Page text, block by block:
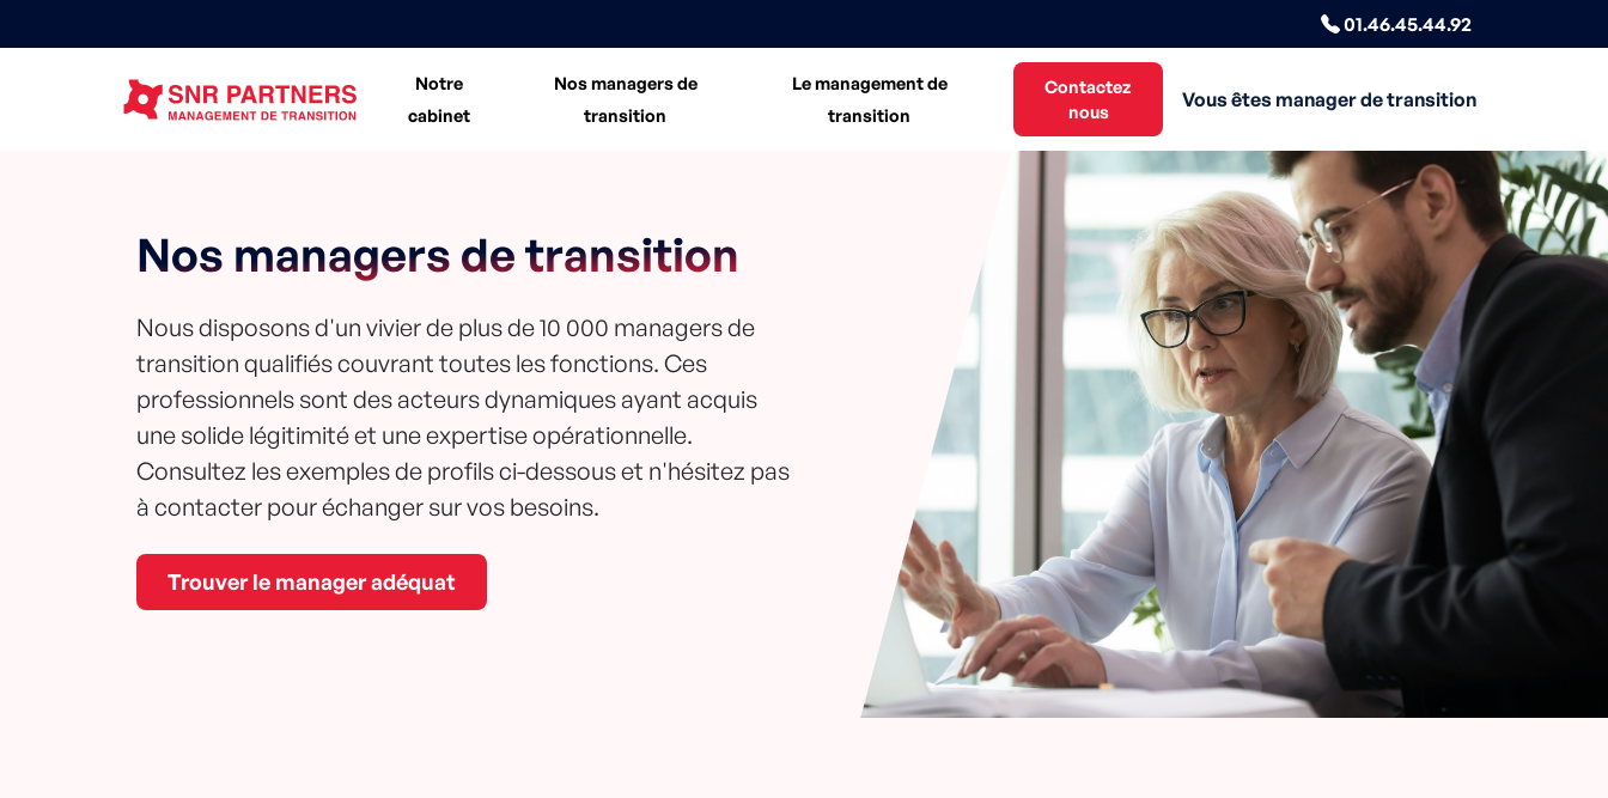
01.46.45.44.92
Notre
cabinet
Nos managers de
transition
Le management de
transition
Contactez
nous
Vous êtes manager de transition
Nos managers de transition
Nous disposons d'un vivier de plus de 10 000 managers de
transition qualifiés couvrant toutes les fonctions. Ces
professionnels sont des acteurs dynamiques ayant acquis
une solide légitimité et une expertise opérationnelle.
Consultez les exemples de profils ci-dessous et n'hésitez pas
à contacter pour échanger sur vos besoins.
Trouver le manager adéquat